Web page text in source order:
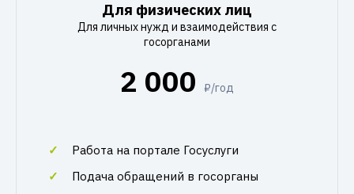
Для физических лиц
Для личных нужд и взаимодействия с
госорганами
2 000 ₽/год
Работа на портале Госуслуги
Подача обращений в госорганы